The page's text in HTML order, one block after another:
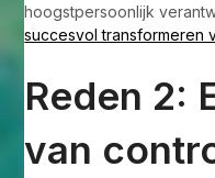
hoogstpersoonlijk
succesvol transformeren
Reden 2:
van